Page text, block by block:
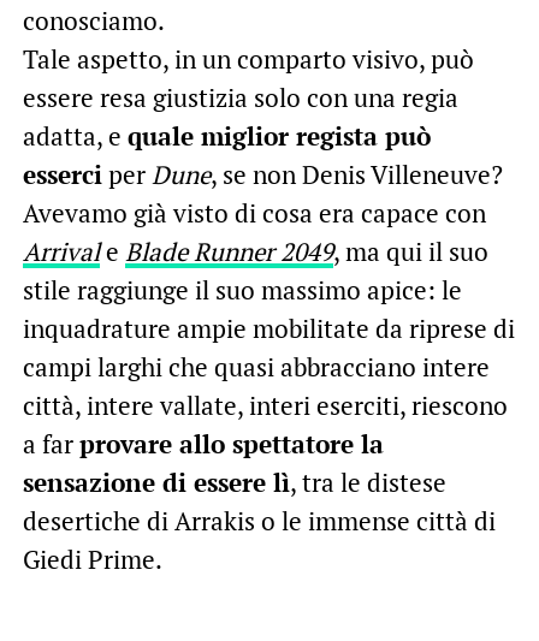
conosciamo.
Tale aspetto, in un comparto visivo, può
essere resa giustizia solo con una regia
adatta, e quale miglior regista può
esserciperDune, se non Denis Villeneuve?
Avevamo già visto di cosa era capace con
Arrivale Blade Runner 2049, ma qui il suo
stile raggiunge il suo massimo apice: le
inquadrature ampie mobilitate da riprese di
campi larghi che quasi abbracciano intere
città, intere vallate, interi eserciti, riescono
a farprovare allo spettatore la
sensazione di essere lì, tra le distese
desertiche di Arrakis o le immense città di
Giedi Prime.